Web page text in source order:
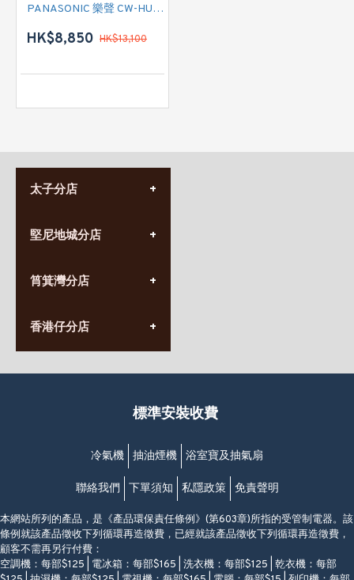
PANASONIC 樂聲 CW-HU180AA 二匹 Wi-Fi 變頻式淨冷窗口式冷氣機 (附遙控)
HK$8,850 HK$13,100
太子分店
營業時間:
九龍太子太子道西141號
堅尼地城分店
營業時間:
香港堅尼地城卑路乍街
(堅尼地城地鐵站B出口)
筲箕灣分店
營業時間:
(10:00am-20:30pm)
香港仔分店
營業時間:
香港香港仔成都道20-28號
(黃竹坑地鐵站轉4M專線小巴)
標準安裝收費
冷氣機 抽油煙機 浴室寶及抽氣扇
聯絡我們 下單須知 私隱政策 免責聲明
本網站所列的產品，是《產品環保責任條例》(第603章)所指的受管制電器。該
條例就該產品徵收下列循環再造徵費，已經就該產品徵收下列循環再造徵費，
顧客不需再另行付費：
空調機：每部$125 | 電冰箱：每部$165 | 洗衣機：每部$125 | 乾衣機：每部